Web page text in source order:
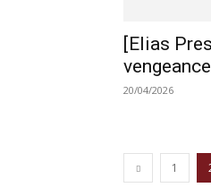
[Elias
20/04/2026
1